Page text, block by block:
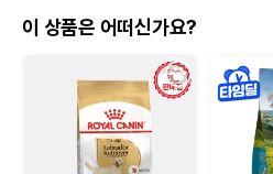
이 상품은 어떠신가요?